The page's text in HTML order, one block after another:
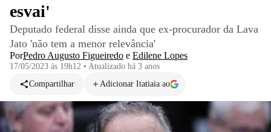
esvai'
Deputado federal disse ainda que ex-procurador da Lava
Jato 'não tem a menor relevância'
PorPedro Augusto Figueiredo e Edilene Lopes
17/05/2023 às 19h12 • Atualizado há 3 anos
Compartilhar
Adicionar Itatiaia ao